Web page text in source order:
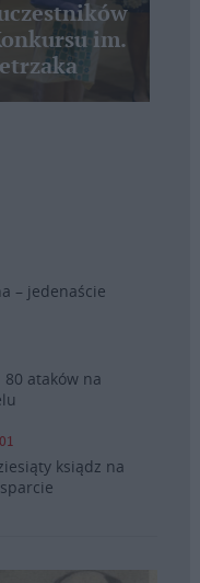
im.
– jedenaście
ataków na
ksiądz na